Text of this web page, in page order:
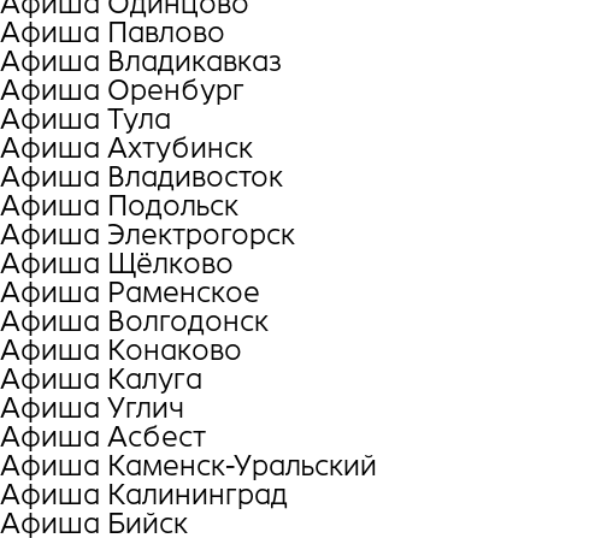
Афиша Павлово
Афиша Владикавказ
Афиша Оренбург
Афиша Тула
Афиша Ахтубинск
Афиша Владивосток
Афиша Подольск
Афиша Электрогорск
Афиша Щёлково
Афиша Раменское
Афиша Волгодонск
Афиша Конаково
Афиша Калуга
Афиша Углич
Афиша Асбест
Афиша Каменск-Уральский
Афиша Калининград
Афиша Бийск